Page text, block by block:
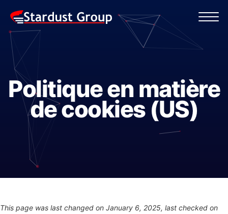
Politique en matière
de cookies (US)
This page was last changed on January 6, 2025, last checked on